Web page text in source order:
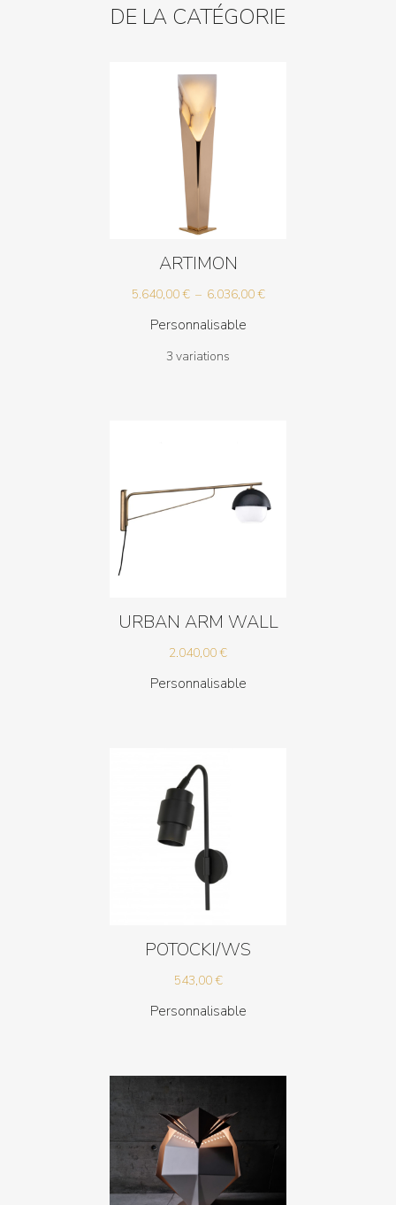
DE LA CATÉGORIE
ARTIMON
5.640,00€ – 6.036,00€Plage
Personnalisable
3 variations
URBAN ARM WALL
2.040,00€
Personnalisable
POTOCKI/WS
543,00€
Personnalisable